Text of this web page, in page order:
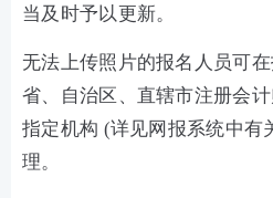
当及时予以更新。
无法上传照片的报名人员可
省、自治区、直辖市注册会
指定机构 (详见网报系统中有
理。